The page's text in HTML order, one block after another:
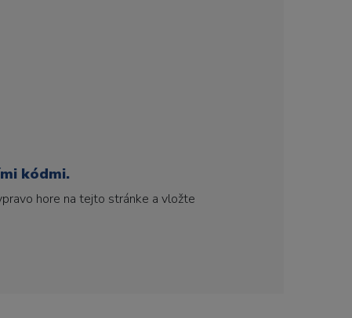
kódmi.
hore na tejto stránke a vložte